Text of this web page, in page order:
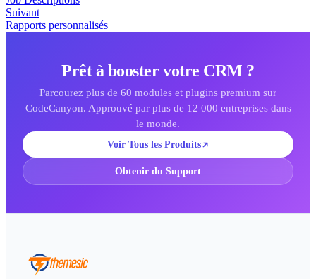
Suivant
Rapports personnalisés
Prêt à booster votre CRM ?
Parcourez plus de 60 modules et plugins premium sur
CodeCanyon. Approuvé par plus de 12 000 entreprises dans
le monde.
Voir Tous les Produits
Obtenir du Support